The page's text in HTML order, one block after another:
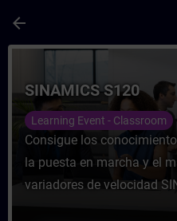
arrow_back
Kurs - SINAMICS
SINAMICS S120
Learning Event - Classroom
Consigue los
la puesta en marcha y el
variadores de velocidad